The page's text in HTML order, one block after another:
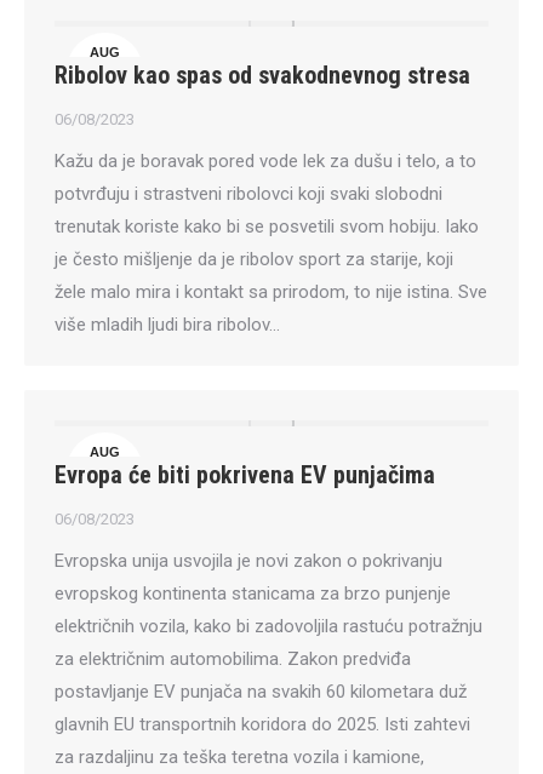
AUG
6
Ribolov kao spas od svakodnevnog stresa
06/08/2023
Kažu da je boravak pored vode lek za dušu i telo, a to
potvrđuju i strastveni ribolovci koji svaki slobodni
trenutak koriste kako bi se posvetili svom hobiju. Iako
je često mišljenje da je ribolov sport za starije, koji
žele malo mira i kontakt sa prirodom, to nije istina. Sve
više mladih ljudi bira ribolov…
AUG
6
Evropa će biti pokrivena EV punjačima
06/08/2023
Evropska unija usvojila je novi zakon o pokrivanju
evropskog kontinenta stanicama za brzo punjenje
električnih vozila, kako bi zadovoljila rastuću potražnju
za električnim automobilima. Zakon predviđa
postavljanje EV punjača na svakih 60 kilometara duž
glavnih EU transportnih koridora do 2025. Isti zahtevi
za razdaljinu za teška teretna vozila i kamione,